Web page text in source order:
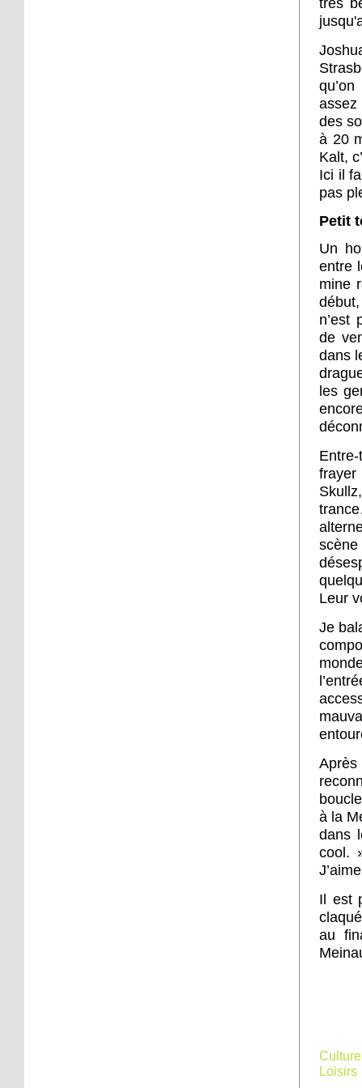
très
assez
des
à 20
Kalt,
Ici il
pas
Petit
Un
entre
mine
n’est
de
dans
les
frayer
Leur
Je
à la
dans
cool.
Il est
au
Culture
Loisirs